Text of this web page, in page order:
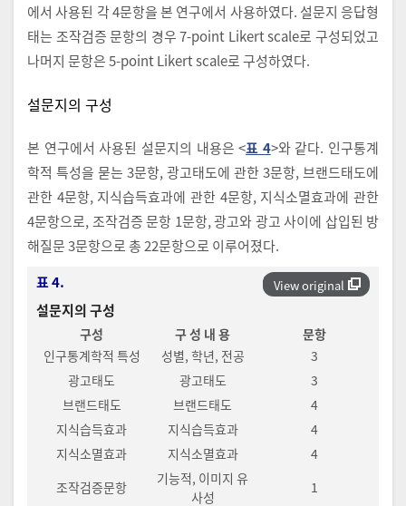
에서 사용된 각 4문항을 본 연구에서 사용하였다. 설문지 응답형
태는 조작검증 문항의 경우 7-point Likert scale로 구성되었고
나머지 문항은 5-point Likert scale로 구성하였다.
설문지의 구성
본 연구에서 사용된 설문지의 내용은 <표 4>와 같다. 인구통계
학적 특성을 묻는 3문항, 광고태도에 관한 3문항, 브랜드태도에
관한 4문항, 지식습득효과에 관한 4문항, 지식소멸효과에 관한
4문항으로, 조작검증 문항 1문항, 광고와 광고 사이에 삽입된 방
해질문 3문항으로 총 22문항으로 이루어졌다.
View original
표 4.
설문지의 구성
구성 구 성 내 용
문항
인구통계학적 특성
성별, 학년, 전공
3
광고태도
광고태도
3
브랜드태도
브랜드태도
4
지식습득효과
지식습득효과
4
지식소멸효과
지식소멸효과
4
조작검증문항
기능적, 이미지 유
사성
1